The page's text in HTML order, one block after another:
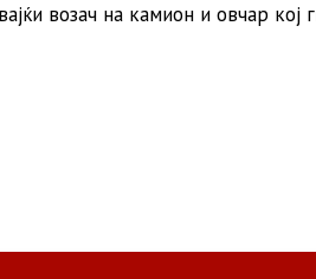
возач на камион и овчар